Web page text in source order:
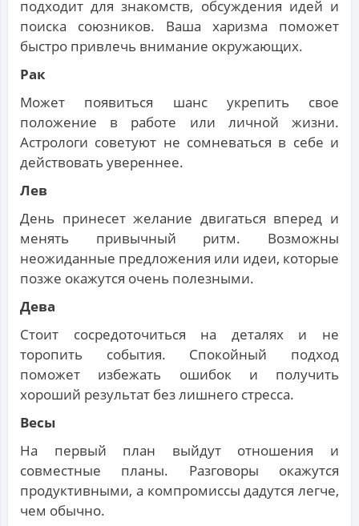
подходит для знакомств, обсуждения идей и
поиска союзников. Ваша харизма поможет
быстро привлечь внимание окружающих.
Рак
Может появиться шанс укрепить свое
положение в работе или личной жизни.
Астрологи советуют не сомневаться в себе и
действовать увереннее.
Лев
День принесет желание двигаться вперед и
менять привычный ритм. Возможны
неожиданные предложения или идеи, которые
позже окажутся очень полезными.
Дева
Стоит сосредоточиться на деталях и не
торопить события. Спокойный подход
поможет избежать ошибок и получить
хороший результат без лишнего стресса.
Весы
На первый план выйдут отношения и
совместные планы. Разговоры окажутся
продуктивными, а компромиссы дадутся легче,
чем обычно.